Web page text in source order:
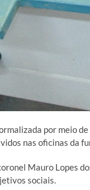
por meio
nas oficinas da
Mauro Lopes
sociais.